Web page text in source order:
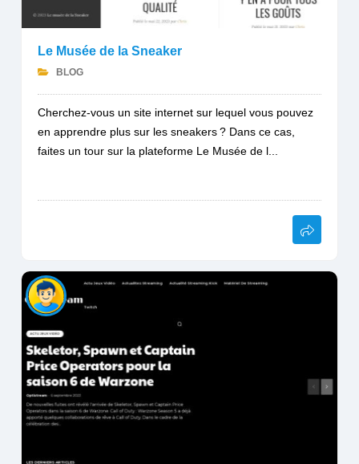
Le Musée de la Sneaker
BLOG
Cherchez-vous un site internet sur lequel vous pouvez
en apprendre plus sur les sneakers ? Dans ce cas,
faites un tour sur la plateforme Le Musée de l...